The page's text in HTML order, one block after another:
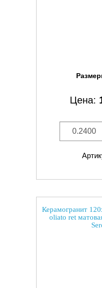
Цена:
Керамогранит
oliato ret